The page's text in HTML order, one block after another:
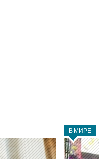
В МИРЕ